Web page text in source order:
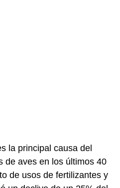
la principal causa del
de aves en los últimos 40
de usos de fertilizantes y